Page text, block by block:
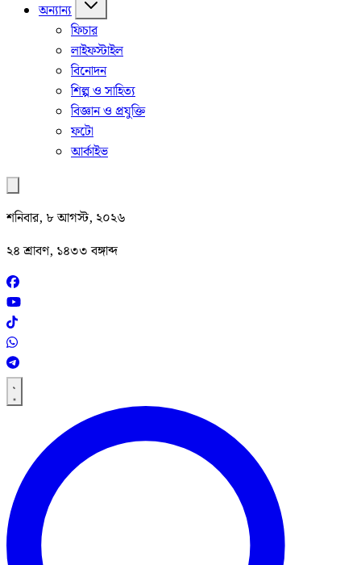
অন্যান্য
ফিচার
লাইফস্টাইল
বিনোদন
শিল্প ও সাহিত্য
বিজ্ঞান ও প্রযুক্তি
ফটো
আর্কাইভ
শনিবার, ৮ আগস্ট, ২০২৬
২৪ শ্রাবণ, ১৪৩৩ বঙ্গাব্দ